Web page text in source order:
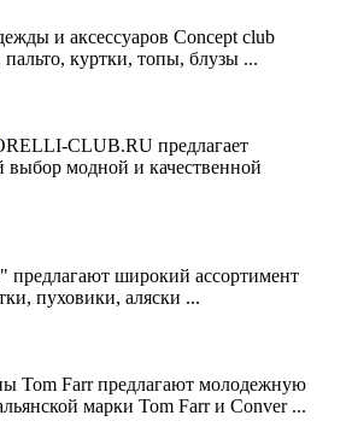
и аксессуаров Concept club
пальто, куртки, топы, блузы ...
CLUB.RU предлагает
выбор модной и качественной
широкий ассортимент
пуховики, аляски ...
Tom Farr предлагают молодежную
марки Tom Farr и Conver ...